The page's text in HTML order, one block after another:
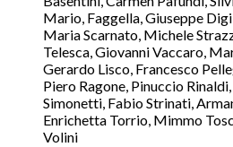
Mario, Faggella, Giuseppe
Maria Scarnato, Michele
Telesca, Giovanni Vaccaro,
Gerardo Lisco, Francesco
Piero Ragone, Pinuccio
Simonetti, Fabio Strinati,
Enrichetta Torrio, Mimmo
Volini